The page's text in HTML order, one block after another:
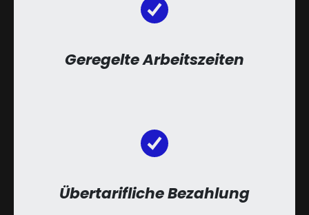
Geregelte Arbeitszeiten
Übertarifliche Bezahlung